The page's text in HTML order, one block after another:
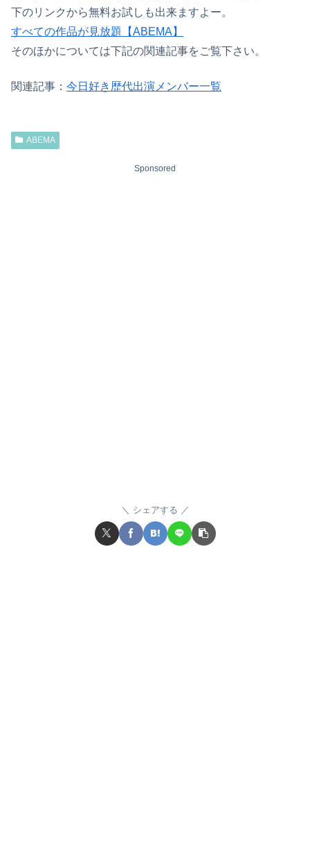
下のリンクから無料お試しも出来ますよー。
すべての作品が見放題【ABEMA】
そのほかについては下記の関連記事をご覧下さい。
関連記事： 今日好き歴代出演メンバー一覧
ABEMA
Sponsored
シェアする